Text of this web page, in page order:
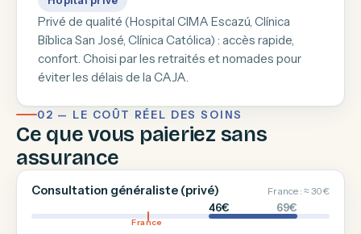
Privé de qualité (Hospital CIMA Escazú, Clínica
Bíblica San José, Clínica Católica) : accès rapide,
confort. Choisi par les retraités et nomades pour
éviter les délais de la CAJA.
02 — LE COÛT RÉEL DES SOINS
Ce que vous paieriez sans
assurance
Consultation généraliste (privé) France : ≈ 30 €
46€ 69€
France